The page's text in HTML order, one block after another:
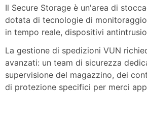
Il Secure Storage è un'area di
dotata di tecnologie di
in ​​tempo reale, dispositivi
La gestione di spedizioni VUN
avanzati: un team di sicurezza
supervisione del magazzino, dei
di protezione specifici per merci